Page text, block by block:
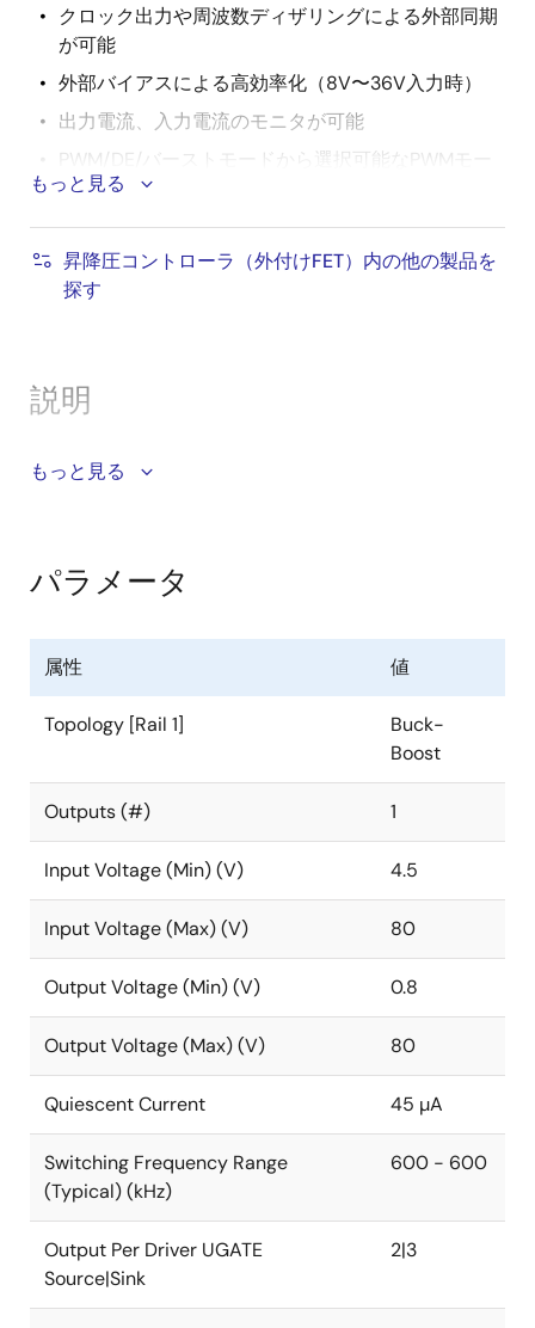
クロック出力や周波数ディザリングによる外部同期
が可能
外部バイアスによる高効率化（8V〜36V入力時）
出力電流、入力電流のモニタが可能
PWM/DE/バーストモードから選択可能なPWMモー
ド動作
正確なEN/UVLOおよびPGOODインジケータを搭載
低シャットダウン電流：2.7µA
完全な保護機能 OCP、SCP、OVP、OTP、および
OCPレスポンスは、ヒカップモードと定電流モ
もっと見る
昇降圧コントローラ（外付けFET）内の他の製品を
探す
説明
ISL81801は、真の双方向4スイッチ同期整流昇降圧コン
ンに適しています。
ISL81801は、昇圧モード制御にはバレー電流モジュレー
ション、降圧モード制御にはピーク電流モジュレーシ
ョンを用いた独自の昇降圧制御アルゴリズムを使用し
ています。
ISL81801は、入出力電圧・電流に対して4つの独立した
制御ループを備えています。両端にピーク電流センシ
ング機能を持ち、サイクルごとの電流制限を行うこと
で、両端および双方向の高速過渡状態において瞬時に
電流制限を行い、高い動作信頼性を確保しています。
また、定電流 (CC) 制限やその他のシステム管理機能を
容易にするために、入出力ともに2つの電流監視端子を
備えています。低電圧までのCC動作により、過負荷や
短絡状態での暴走を回避することができます。また、
複数の過電流保護に加え、入出力ともOVP、UVP、
OTP、平均・ピーク電流制限などの保護機能を充実さ
せ、一方向、双方向のいずれにおいても高い信頼性を
確保しています。また、軽負荷時には独自のDE/バース
トモードにより、異なる負荷レベルでも安定した出力
リップルを実現し、待機時の消費電力を劇的に低減し
ます。
パッケージは、省スペースな5mm×5mmの32LD TQFN
パッケージと、組み立てが容易な4.4mm×9.7mmの
もっと見る
パラメータ
属性 値
Topology [Rail 1]
Buck-
Boost
Outputs (#) 1
Input Voltage (Min) (V) 4.5
Input Voltage (Max) (V) 80
Output Voltage (Min) (V) 0.8
Output Voltage (Max) (V) 80
Quiescent Current 45 µA
Switching Frequency Range
(Typical) (kHz)
600 - 600
Output Per Driver UGATE
Source|Sink
2|3